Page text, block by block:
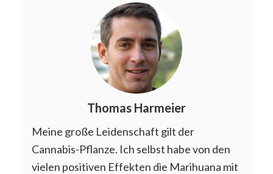
Thomas Harmeier
Meine große Leidenschaft gilt der
Cannabis-Pflanze. Ich selbst habe von den
vielen positiven Effekten die Marihuana mit